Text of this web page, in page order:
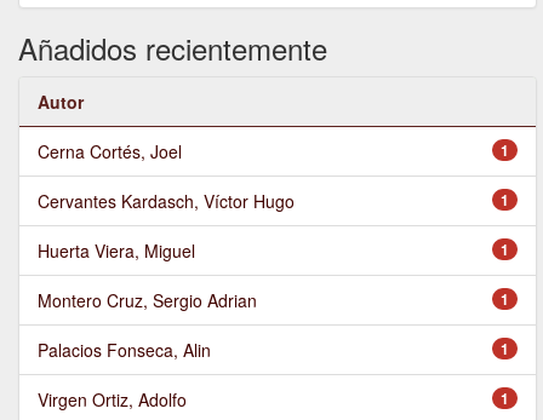
Añadidos recientemente
Autor
1
Cerna Cortés, Joel
1
Cervantes Kardasch, Víctor Hugo
1
Huerta Viera, Miguel
1
Montero Cruz, Sergio Adrian
1
Palacios Fonseca, Alin
1
Virgen Ortiz, Adolfo